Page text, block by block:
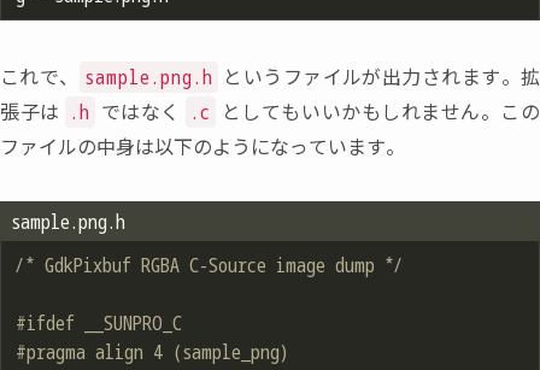
これで、 sample.png.h というファイルが出力されます。拡
張子は .h ではなく .c
としてもいいかもしれません。この
ファイルの中身は以下のようになっています。
sample.png.h
/* GdkPixbuf RGBA C-Source image dump */
#ifdef __SUNPRO_C
#pragma align 4 (sample_png)